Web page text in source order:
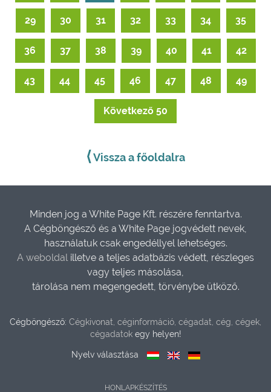
29 30 31 32 33 34 35
36 37 38 39 40 41 42
43 44 45 46 47 48 49
Következő 50
⟨Vissza a főoldalra
Minden jog a White Page Kft. részére fenntartva.
A Cégböngésző és a White Page jogvédett nevek,
használatuk csak engedéllyel lehetséges.
A weboldal illetve a teljes adatbázis védett, részleges
vagy teljes másolása,
tárolása nem megengedett, törvénybe ütköző.
Cégböngésző: Cégkivonat, céginformáció, cégadat, cég, cégek,
cégadatokegy helyen!
Nyelv választása
HONLAPKÉSZÍTÉS